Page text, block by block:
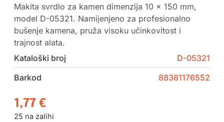
Makita svrdlo za kamen dimenzija 10 x 150 mm,
model D-05321. Namijenjeno za profesionalno
bušenje kamena, pruža visoku učinkovitost i
trajnost alata.
Kataloški broj
D-05321
Barkod
88381176552
1,77 €
25 na zalihi